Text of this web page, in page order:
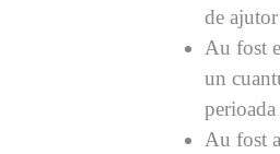
de
Au fost
un
Au fost